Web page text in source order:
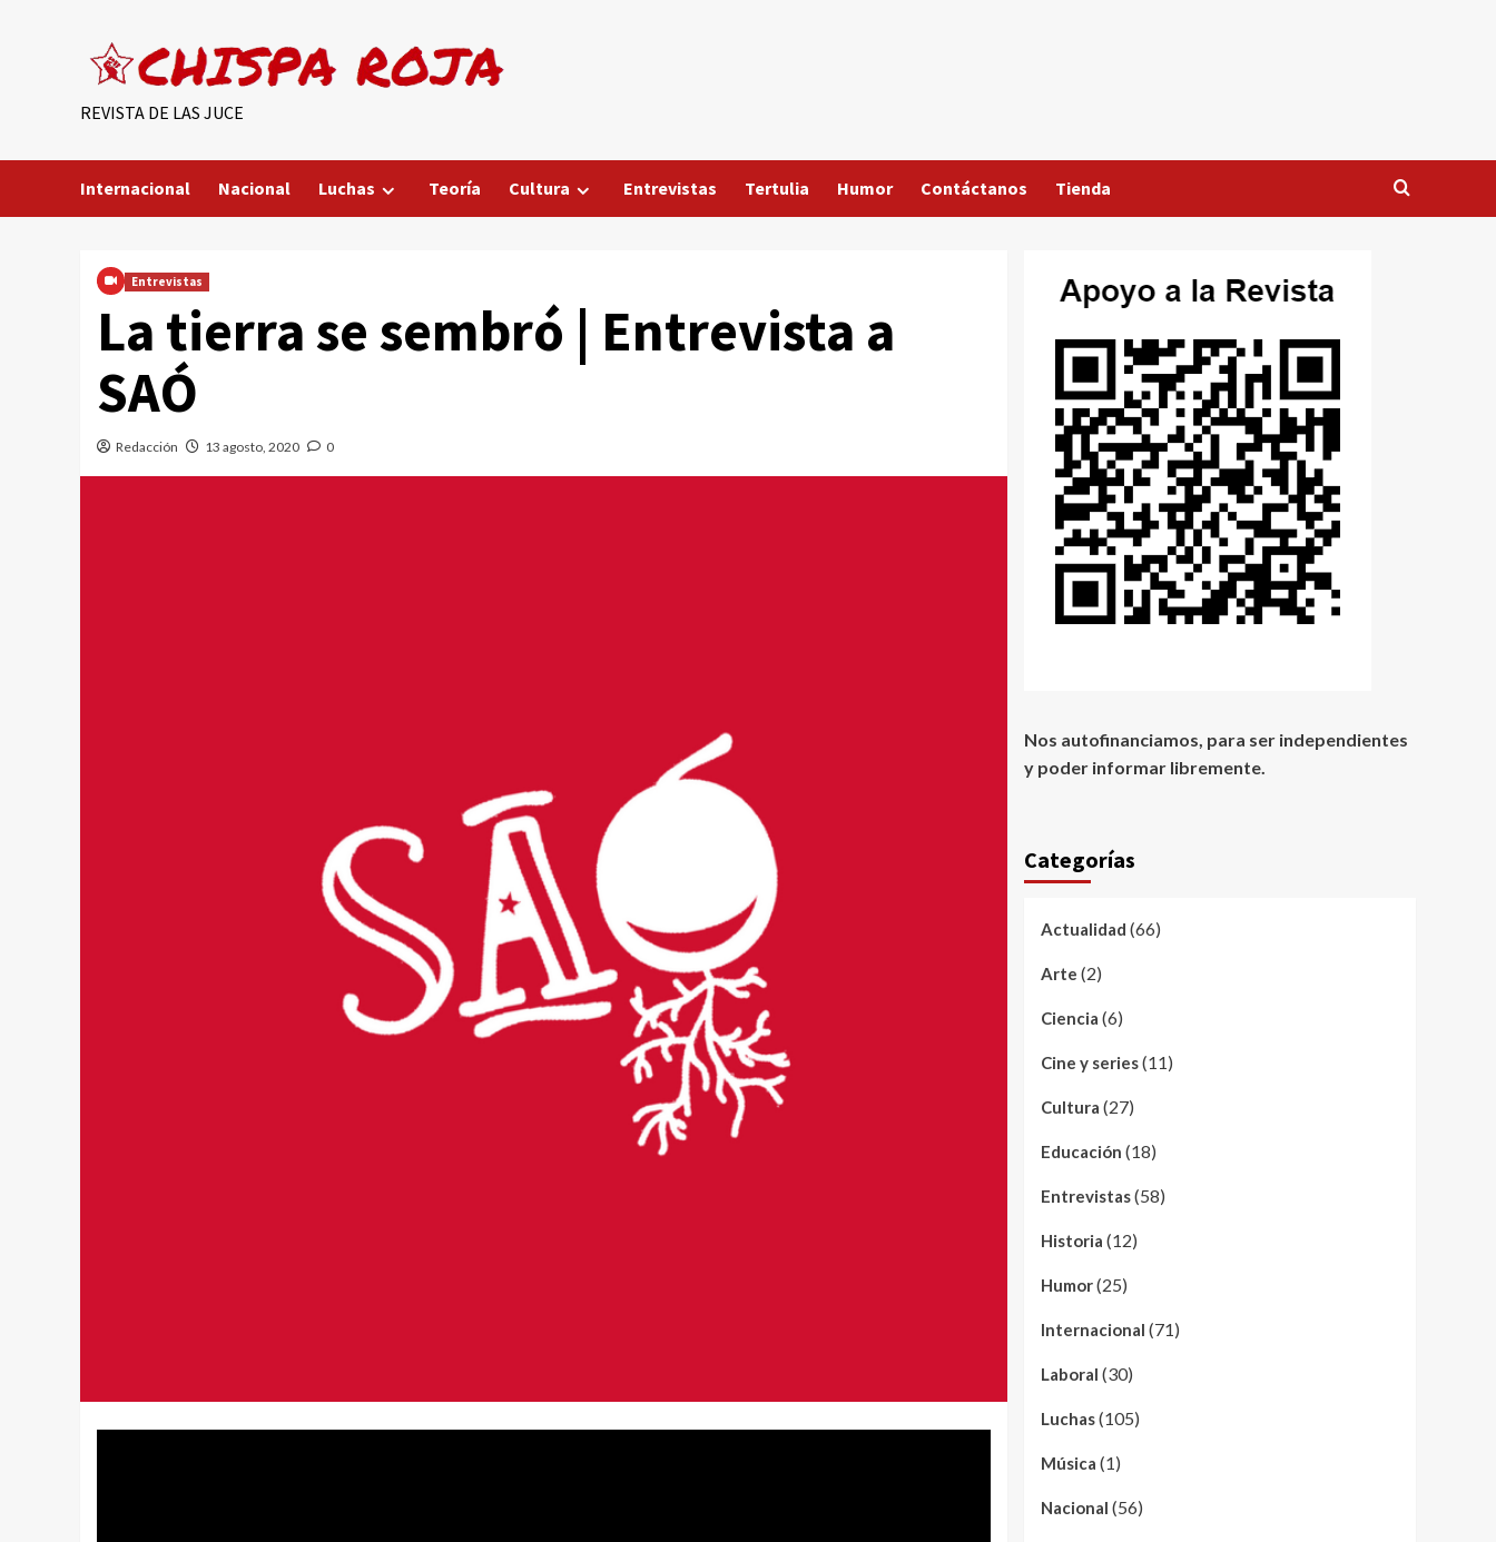
REVISTA DE LAS JUCE
Internacional Nacional Luchas Teoría Cultura Entrevistas Tertulia Humor Contáctanos Tienda
Entrevistas
La tierra se sembró | Entrevista a
SAÓ
Redacción 13 agosto, 2020 0
Nos autofinanciamos, para ser independientes
y poder informar libremente.
Categorías
Actualidad (66)
Arte (2)
Ciencia (6)
Cine y series(11)
Cultura (27)
Educación (18)
Entrevistas(58)
Historia (12)
Humor(25)
Internacional (71)
Laboral (30)
Luchas(105)
Música (1)
Nacional (56)